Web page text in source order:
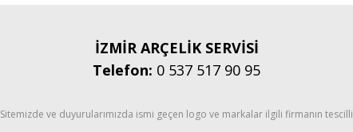
İZMİR ARÇELİK SERVİSİ
Telefon: 0 537 517 90 95
Sitemizde ve duyurularımızda ismi geçen logo ve markalar ilgili firmanın tescilli